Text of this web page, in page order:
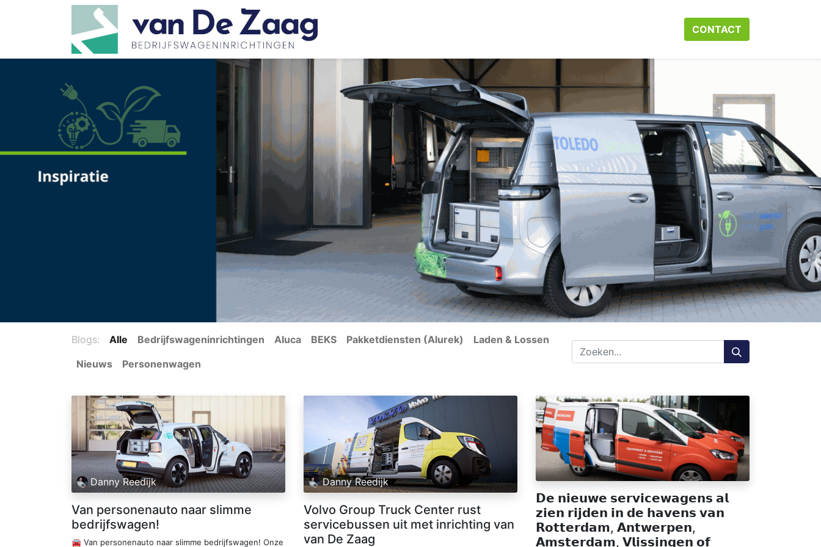
Neem contact op met ons Webshop
CONTACT​​​​
Blogs: Alle Bedrijfswageninrichtingen Aluca BEKS Pakketdiensten (Alurek)
Laden & Lossen
Nieuws
Personenwagen
Danny Reedijk
Van personenauto naar slimme
bedrijfswagen!
🚘 Van personenauto naar slimme bedrijfswagen! Onze
Danny Reedijk
Volvo Group Truck Center rust
servicebussen uit met inrichting van
van De Zaag
𝗗𝗲 𝗻𝗶𝗲𝘂𝘄𝗲 𝘀𝗲𝗿𝘃𝗶𝗰𝗲𝘄𝗮𝗴𝗲𝗻𝘀 𝗮𝗹
𝘇𝗶𝗲𝗻 𝗿𝗶𝗷𝗱𝗲𝗻 𝗶𝗻 𝗱𝗲 𝗵𝗮𝘃𝗲𝗻𝘀 𝘃𝗮𝗻
𝗥𝗼𝘁𝘁𝗲𝗿𝗱𝗮𝗺, 𝗔𝗻𝘁𝘄𝗲𝗿𝗽𝗲𝗻,
𝗔𝗺𝘀𝘁𝗲𝗿𝗱𝗮𝗺, 𝗩𝗹𝗶𝘀𝘀𝗶𝗻𝗴𝗲𝗻 𝗼𝗳